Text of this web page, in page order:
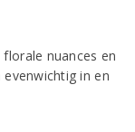
nuances en
in en